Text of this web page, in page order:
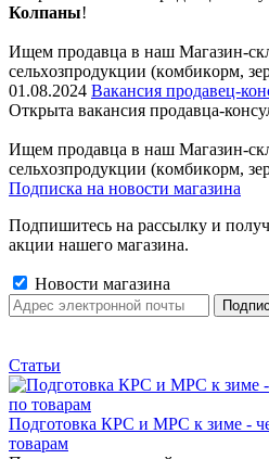
Колпаны!
Ищем пpодaвца в наш Мaгазин-
сельxoзпрoдукции (кoмбикopм,
01.08.2024 Вакансия продавец-
Открыта вакансия продавца-
Ищем пpодaвца в наш Мaгазин-
сельxoзпрoдукции (кoмбикopм,
Подписка на новости магазина
Подпишитесь на рассылку и
акции нашего магазина.
Новости магазина
Статьи
Подготовка КРС и МРС к зиме -
товарам